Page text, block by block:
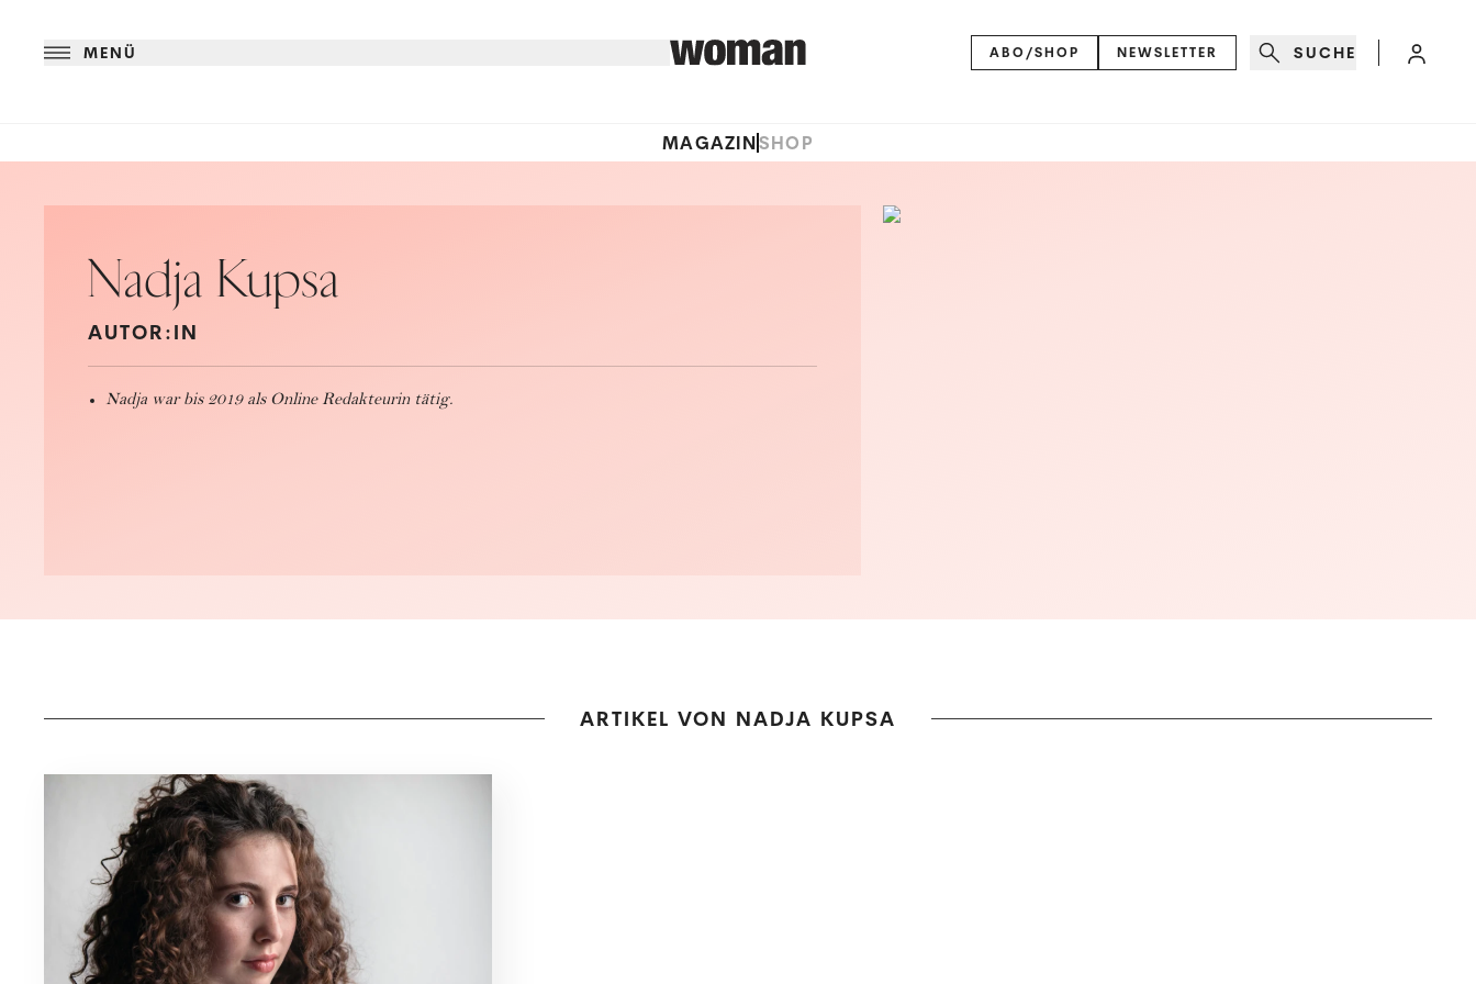
MENÜ ABO/SHOP NEWSLETTER SUCHE
MAGAZINSHOP
Nadja Kupsa
AUTOR:IN
Nadja war bis 2019 als Online Redakteurin tätig.
ARTIKEL VON NADJA KUPSA